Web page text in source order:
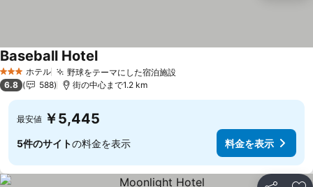
3 ホテルのランク
ホテル 野球をテーマにした宿泊施設
Baseball Hotel
6.8 588 街の中心まで1.2 km
最安値 ￥5,445
5件のサイトの料金を表示 料金を表示